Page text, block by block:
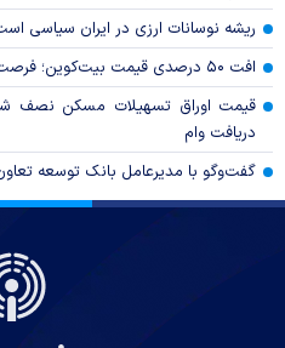
ریشه نوسانات ارزی در ایران سیاسی
افت ۵۰ درصدی قیمت بیت‌کوین؛ فرصت خرید یا آغاز دوره نزولی؟
قیمت اوراق تسهیلات مسکن نصف
دریافت وام
گفت‌وگو با مدیرعامل بانک توسعه